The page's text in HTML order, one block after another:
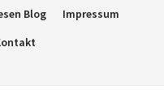
Blog
Impressum